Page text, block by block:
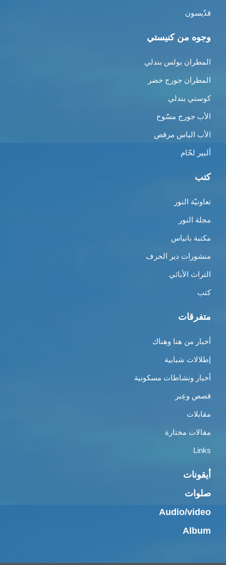
قدّيسون
وجوه من كنيستي
المطران بولس بندلي
المطران جورج خضر
كوستي بندلي
الأب جورج مسّوح
الأب الياس مرقص
ألبير لحّام
كتب
تعاونيّة النور
مجلة النور
مكتبة بانياس
منشورات دير الحرف
التراث الأبائي
كتب
متفرقات
أخبار من هنا وهناك
إطلالات شبابية
أخبار ونشاطات مسكونية
قصص وعِبر
مقابلات
مقالات مختارة
Links
أيقونات
صلوات
Audio/video
Album